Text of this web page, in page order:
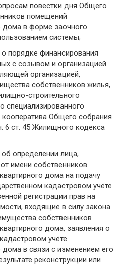
повестки дня Общего
помещений
дома в форме заочного
системы;
порядке финансирования
с созывом и организацией
организацией,
собственников жилья,
строительного
специализированного
кооператива Общего собрания
6 ст. 45 Жилищного кодекса
определении лица,
имени собственников
дома на подачу
кадастровом учёте
регистрации прав на
входящие в силу закона
собственников
дома, заявления о
учёте
дома в связи с изменением его
реконструкции или